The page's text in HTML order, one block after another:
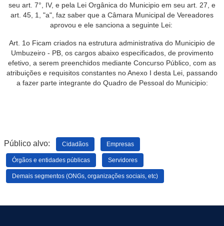
seu art 7° IV, e pela Lei Orgânica do Municipio em seu art 27 e
art 45 1 "a" faz saber que a Câmara Municipal de Vereadores
aprovou e ele sanciona a seguinte Lei:
Art 1o Ficam criados na estrutura administrativa do Municipio de
Umbuzeiro - PB, os cargos abaixo especificados, de provimento
efetivo a serem preenchidos mediante Concurso Público com as
atribuições e requisitos constantes noAnexo I desta Lei passando
a fazer parte integrante do Quadro de Pessoal do Municipio:
Público alvo: Cidadãos Empresas
Órgãos e entidades públicas Servidores
Demais segmentos (ONGs, organizações sociais, etc)